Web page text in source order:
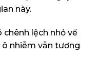
này.
lệch nhỏ về
nhiễm vẫn tương